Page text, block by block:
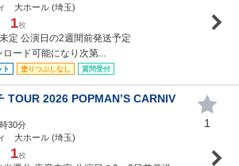
大ホール (埼玉)
1枚
定 公演日の2週間前発送予定
ード可能になり次第...
ト 塗りつぶしなし 質問受付
TOUR 2026 POPMAN’S CARNIV
30分
大ホール (埼玉)
1枚
1